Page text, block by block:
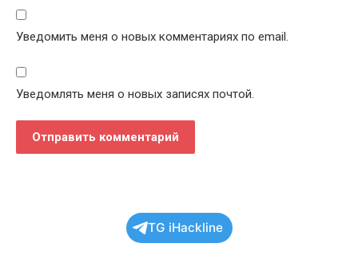
Уведомить меня о новых комментариях по email.
Уведомлять меня о новых записях почтой.
TG iHackline